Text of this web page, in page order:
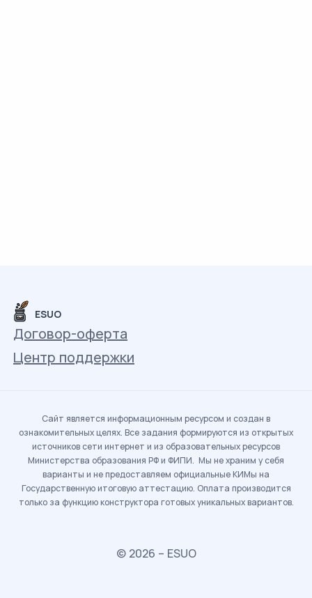
ESUO
Договор-оферта
Центр поддержки
Сайт является информационным ресурсом и создан в
ознакомительных целях. Все задания формируются из открытых
источников сети интернет и из образовательных ресурсов
Министерства образования РФ и ФИПИ. Мы не храним у себя
варианты и не предоставляем официальные КИМы на
Государственную итоговую аттестацию. Оплата производится
только за функцию конструктора готовых уникальных вариантов.
© 2026 – ESUO